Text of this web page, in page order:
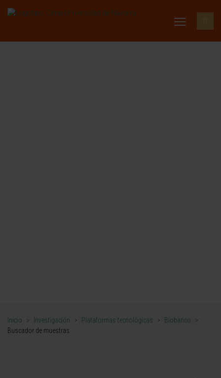
Inicio > Investigación > Plataformas tecnológicas > Biobanco
>
Buscador de muestras